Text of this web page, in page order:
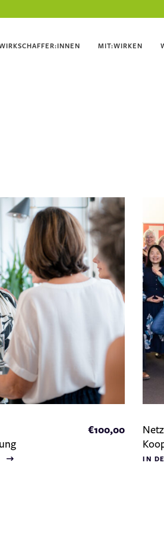
MIT:WIRKEN
€100,00
IN